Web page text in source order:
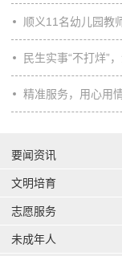
顺义11名幼儿园教
民生实事“不打烊”
精准服务，用心用
要闻资讯
文明培育
志愿服务
未成年人